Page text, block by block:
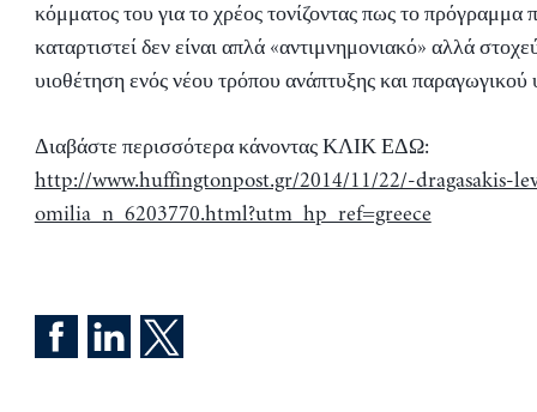
κόμματος του για το χρέος τονίζοντας πως το πρόγραμμα
καταρτιστεί δεν είναι απλά «αντιμνημονιακό» αλλά
υιοθέτηση ενός νέου τρόπου ανάπτυξης και παραγωγικού
Διαβάστε περισσότερα κάνοντας ΚΛΙΚ ΕΔΩ:
http://www.huffingtonpost.gr/2014/11/22/-dragasakis-
omilia_n_6203770.html?utm_hp_ref=greece